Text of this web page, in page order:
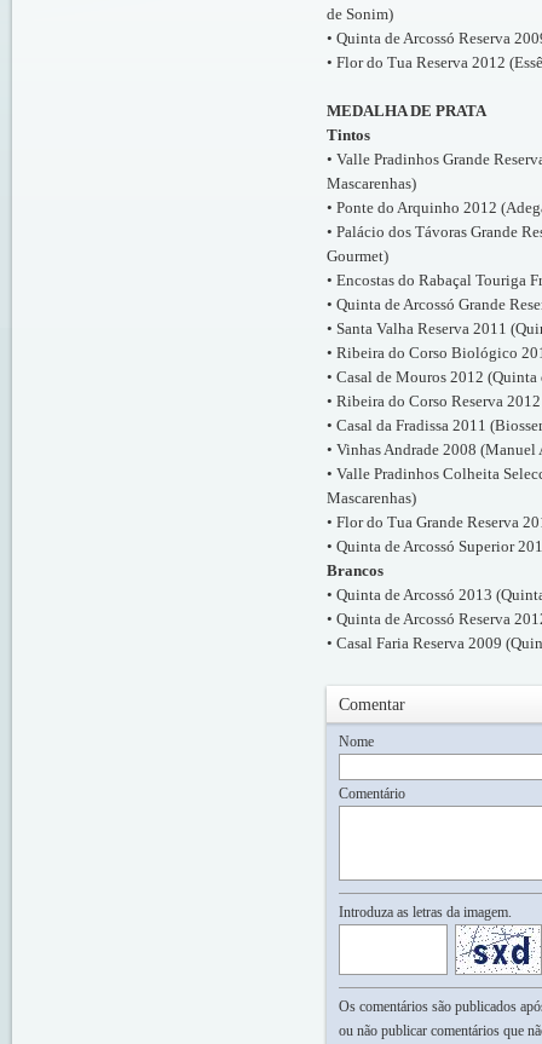
de Sonim)
• Quinta de Arcossó Reserva
• Flor do Tua Reserva 2012
MEDALHA DE PRATA
Tintos
• Valle Pradinhos Grande
Mascarenhas)
• Ponte do Arquinho 2012
• Palácio dos Távoras Grande
Gourmet)
• Encostas do Rabaçal Touriga
• Quinta de Arcossó Grande
• Santa Valha Reserva 2011
• Ribeira do Corso Biológico
• Casal de Mouros 2012
• Ribeira do Corso Reserva
• Casal da Fradissa 2011
• Vinhas Andrade 2008 (Manuel
• Valle Pradinhos Colheita
Mascarenhas)
• Flor do Tua Grande Reserva
• Quinta de Arcossó Superior
Brancos
• Quinta de Arcossó 2013
• Quinta de Arcossó Reserva
• Casal Faria Reserva 2009
Comentar
Nome
Comentário
Introduza as letras da imagem.
Os comentários são publicados
ou não publicar comentários que